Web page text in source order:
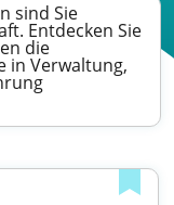
sind Sie
Entdecken Sie
die
in Verwaltung,